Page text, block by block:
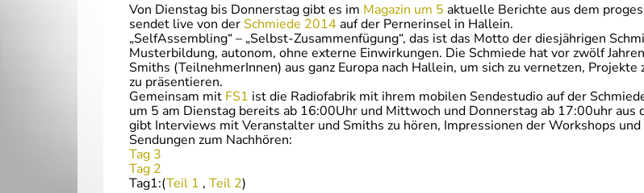
Von Dienstag bis Donnerstag gibt es im Magazin um 5 aktuelle Berichte aus dem
sendet live von der Schmiede 2014 auf der Pernerinsel in Hallein.
„SelfAssembling“ – „Selbst-Zusammenfügung“, das ist das Motto der diesjährigen
Musterbildung, autonom, ohne externe Einwirkungen. Die Schmiede hat vor zwölf
Smiths (TeilnehmerInnen) aus ganz Europa nach Hallein, um sich zu vernetzen,
zu präsentieren.
Gemeinsam mit FS1 ist die Radiofabrik mit ihrem mobilen Sendestudio auf der
um 5 am Dienstag bereits ab 16:00Uhr und Mittwoch und Donnerstag ab 17:00uhr
gibt Interviews mit Veranstalter und Smiths zu hören, Impressionen der Workshops
Sendungen zum Nachhören:
Tag 3
Tag 2
Tag1:(Teil 1 , Teil 2)